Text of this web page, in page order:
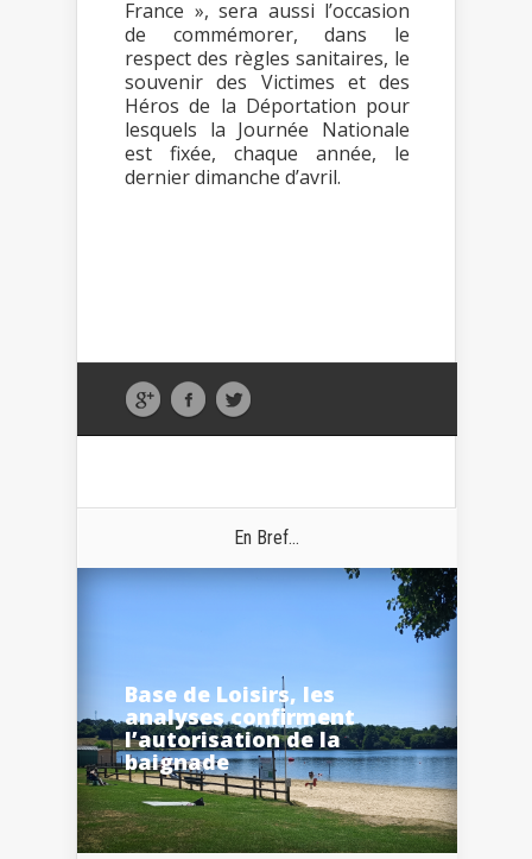
France », sera aussi l’occasion
de commémorer, dans le
respect des règles sanitaires, le
souvenir des Victimes et des
Héros de la Déportation pour
lesquels la Journée Nationale
est fixée, chaque année, le
dernier dimanche d’avril.
En Bref...
Base de Loisirs, les
analyses confirment
l’autorisation de la
baignade